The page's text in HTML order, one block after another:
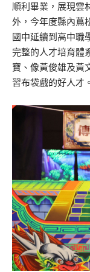
順利畢業，展現雲
外，今年度縣內蔦
國中延續到高中職
完整的人才培育體
寶、像黃俊雄及黃
習布袋戲的好人才。